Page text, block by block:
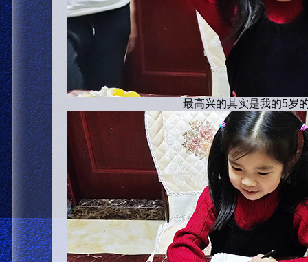
最高兴的其实是我的5岁的妹